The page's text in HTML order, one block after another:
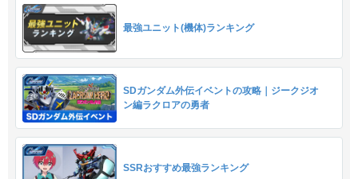
最強ユニット(機体)ランキング
SDガンダム外伝イベントの攻略｜ジークジオ
ン編ラクロアの勇者
SSRおすすめ最強ランキング